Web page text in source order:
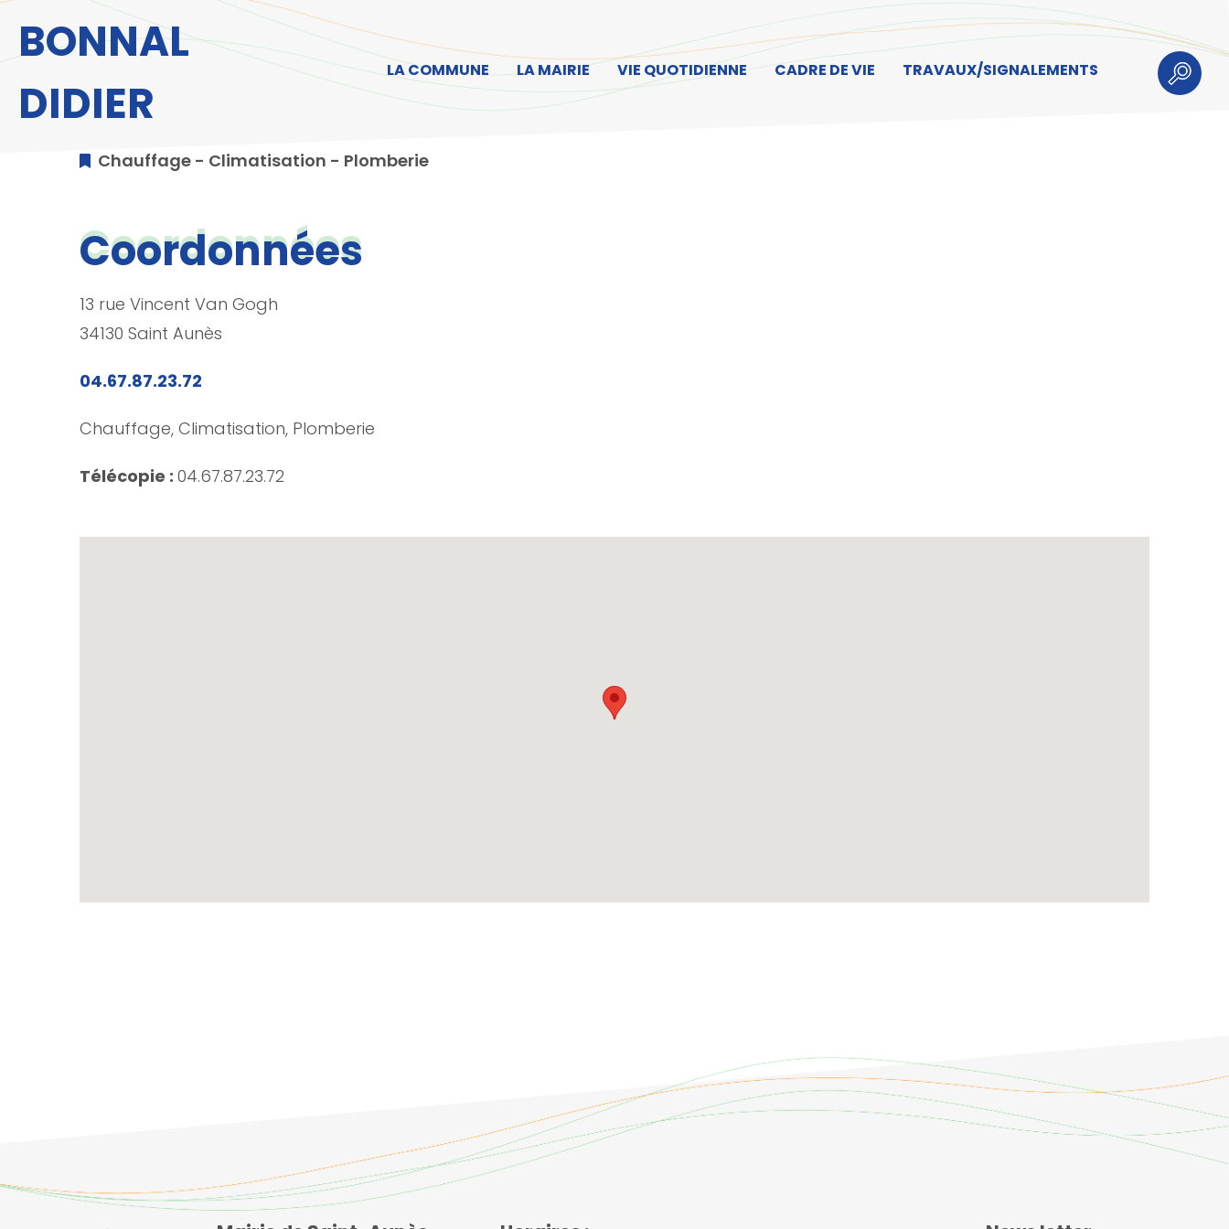
BONNAL
DIDIER
LA COMMUNE LA MAIRIE VIE QUOTIDIENNE CADRE DE VIE TRAVAUX/SIGNALEMENTS
Chauffage - Climatisation - Plomberie
Coordonnées
13 rue Vincent Van Gogh
34130 Saint Aunès
04.67.87.23.72
Chauffage, Climatisation, Plomberie
Télécopie : 04.67.87.23.72